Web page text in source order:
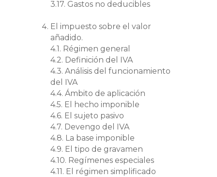
3.17. Gastos no deducibles
El impuesto sobre el valor
añadido.
4.1. Régimen general
4.2. Definición del IVA
4.3. Análisis del funcionamiento
del IVA
4.4. Ámbito de aplicación
4.5. El hecho imponible
4.6. El sujeto pasivo
4.7. Devengo del IVA
4.8. La base imponible
4.9. El tipo de gravamen
4.10. Regímenes especiales
4.11. El régimen simplificado